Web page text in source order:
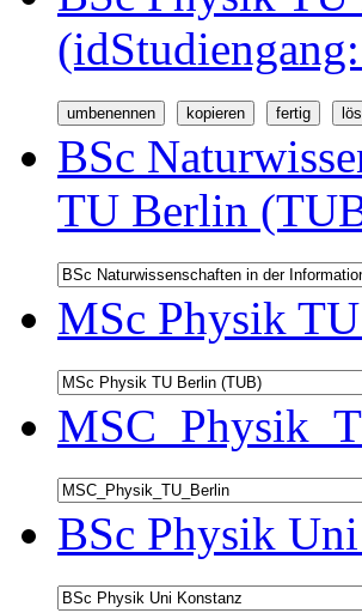
BSc
TU Berlin
MSc Physik
BSc Physik